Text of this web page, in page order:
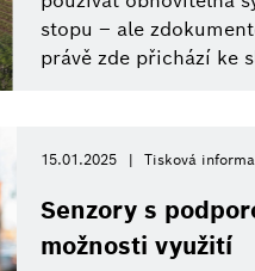
stopu – ale
právě zde přichází ke
15.01.2025 Tisková
Senzory s
možnosti využití